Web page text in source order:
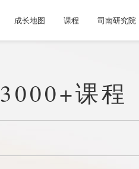
成长地图 课程 司南研究院
3000+课程